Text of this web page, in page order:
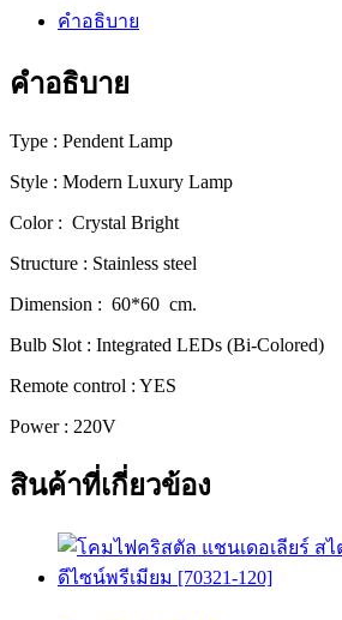
เดิร์น
ชัว
ดีไซน์
[70171]
ชิ้น
คำอธิบาย
คำอธิบาย
Type : Pendent Lamp
Style : Modern Luxury Lamp
Color : Crystal Bright
Structure : Stainless steel
Dimension : 60*60 cm.
Bulb Slot : Integrated LEDs (Bi-Colored)
Remote control : YES
Power : 220V
สินค้าที่เกี่ยวข้อง